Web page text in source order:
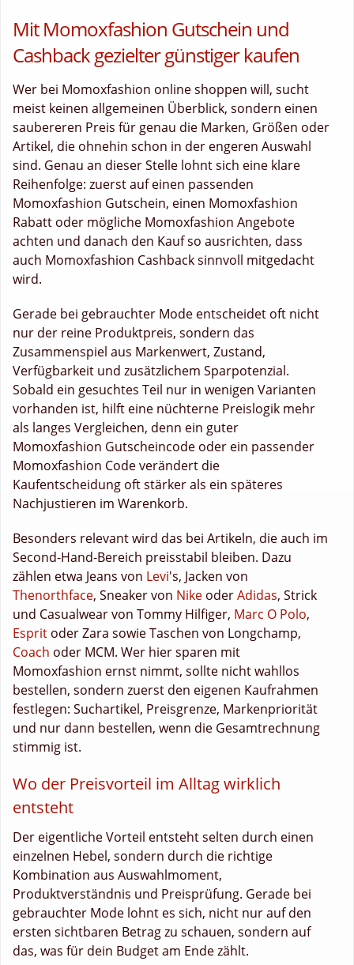
Mit Momoxfashion Gutschein und
Cashback gezielter günstiger kaufen
Wer bei Momoxfashion online shoppen will, sucht
meist keinen allgemeinen Überblick, sondern einen
saubereren Preis für genau die Marken, Größen oder
Artikel, die ohnehin schon in der engeren Auswahl
sind. Genau an dieser Stelle lohnt sich eine klare
Reihenfolge: zuerst auf einen passenden
Momoxfashion Gutschein, einen Momoxfashion
Rabatt oder mögliche Momoxfashion Angebote
achten und danach den Kauf so ausrichten, dass
auch Momoxfashion Cashback sinnvoll mitgedacht
wird.
Gerade bei gebrauchter Mode entscheidet oft nicht
nur der reine Produktpreis, sondern das
Zusammenspiel aus Markenwert, Zustand,
Verfügbarkeit und zusätzlichem Sparpotenzial.
Sobald ein gesuchtes Teil nur in wenigen Varianten
vorhanden ist, hilft eine nüchterne Preislogik mehr
als langes Vergleichen, denn ein guter
Momoxfashion Gutscheincode oder ein passender
Momoxfashion Code verändert die
Kaufentscheidung oft stärker als ein späteres
Nachjustieren im Warenkorb.
Besonders relevant wird das bei Artikeln, die auch im
Second-Hand-Bereich preisstabil bleiben. Dazu
zählen etwa Jeans von Levi's, Jacken von
Thenorthface, Sneaker von Nike oderAdidas, Strick
und Casualwear von Tommy Hilfiger, Marc O Polo,
Esprit oder Zara sowie Taschen von Longchamp,
Coach oder MCM. Wer hier sparen mit
Momoxfashion ernst nimmt, sollte nicht wahllos
bestellen, sondern zuerst den eigenen Kaufrahmen
festlegen: Suchartikel, Preisgrenze, Markenpriorität
und nur dann bestellen, wenn die Gesamtrechnung
stimmig ist.
Wo der Preisvorteil im Alltag wirklich
entsteht
Der eigentliche Vorteil entsteht selten durch einen
einzelnen Hebel, sondern durch die richtige
Kombination aus Auswahlmoment,
Produktverständnis und Preisprüfung. Gerade bei
gebrauchter Mode lohnt es sich, nicht nur auf den
ersten sichtbaren Betrag zu schauen, sondern auf
das, was für dein Budget am Ende zählt.